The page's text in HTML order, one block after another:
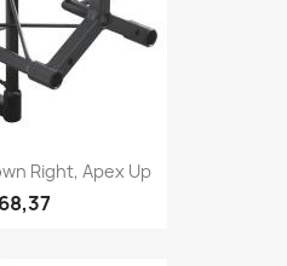
bekijken
Right, Apex Up